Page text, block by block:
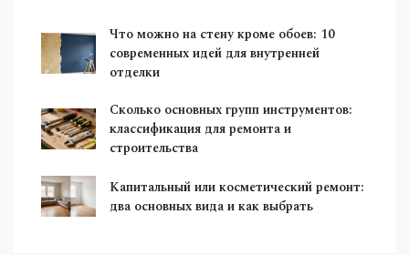
Что можно на стену кроме обоев: 10
современных идей для внутренней
отделки
Сколько основных групп инструментов:
классификация для ремонта и
строительства
Капитальный или косметический ремонт:
два основных вида и как выбрать